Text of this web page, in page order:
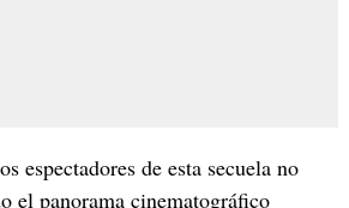
espectadores de esta secuela no
el panorama cinematográfico